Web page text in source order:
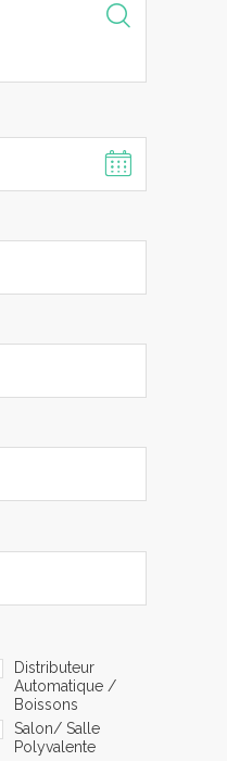
Distributeur
Automatique /
Boissons
Salon/ Salle
Polyvalente